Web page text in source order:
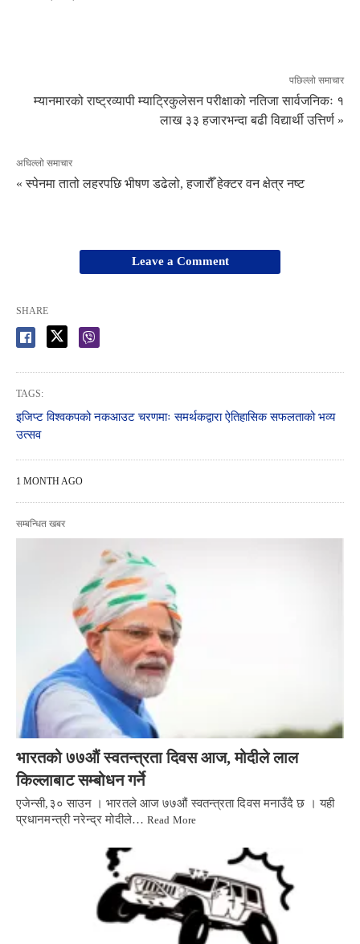
पछिल्लो समाचार
म्यानमारको राष्ट्रव्यापी म्याट्रिकुलेसन परीक्षाको नतिजा सार्वजनिकः १
लाख ३३ हजारभन्दा बढी विद्यार्थी उत्तिर्ण »
अघिल्लो समाचार
« स्पेनमा तातो लहरपछि भीषण डढेलो, हजारौँ हेक्टर वन क्षेत्र नष्ट
Leave a Comment
SHARE
TAGS:
इजिप्ट विश्वकपको नकआउट चरणमाः समर्थकद्वारा ऐतिहासिक सफलताको भव्य
उत्सव
1 MONTH AGO
सम्बन्धित खबर
भारतको ७७औं स्वतन्त्रता दिवस आज, मोदीले लाल
किल्लाबाट सम्बोधन गर्ने
एजेन्सी,३० साउन । भारतले आज ७७औं स्वतन्त्रता दिवस मनाउँदै छ । यही
प्रधानमन्त्री नरेन्द्र मोदीले… Read More